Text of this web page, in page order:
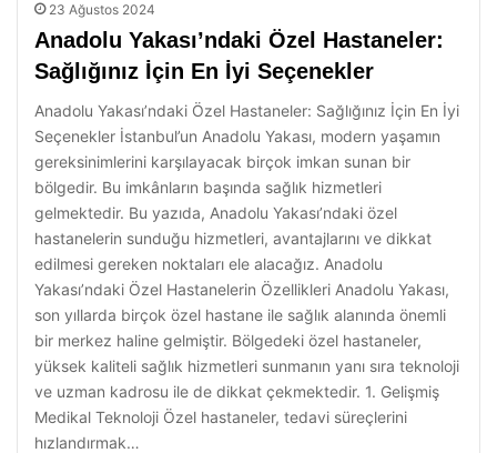
23 Ağustos 2024
Anadolu Yakası’ndaki Özel Hastaneler:
Sağlığınız İçin En İyi Seçenekler
Anadolu Yakası’ndaki Özel Hastaneler: Sağlığınız İçin En İyi
Seçenekler İstanbul’un Anadolu Yakası, modern yaşamın
gereksinimlerini karşılayacak birçok imkan sunan bir
bölgedir. Bu imkânların başında sağlık hizmetleri
gelmektedir. Bu yazıda, Anadolu Yakası’ndaki özel
hastanelerin sunduğu hizmetleri, avantajlarını ve dikkat
edilmesi gereken noktaları ele alacağız. Anadolu
Yakası’ndaki Özel Hastanelerin Özellikleri Anadolu Yakası,
son yıllarda birçok özel hastane ile sağlık alanında önemli
bir merkez haline gelmiştir. Bölgedeki özel hastaneler,
yüksek kaliteli sağlık hizmetleri sunmanın yanı sıra teknoloji
ve uzman kadrosu ile de dikkat çekmektedir. 1. Gelişmiş
Medikal Teknoloji Özel hastaneler, tedavi süreçlerini
hızlandırmak…